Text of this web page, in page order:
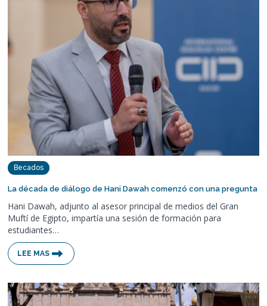
Becados
La década de diálogo de Hani Dawah comenzó con una pregunta
Hani Dawah, adjunto al asesor principal de medios del Gran
Muftí de Egipto, impartía una sesión de formación para
estudiantes…
LEE MAS